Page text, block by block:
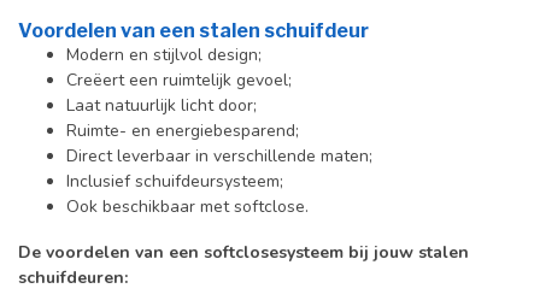
Voordelen van een stalen schuifdeur
Modern en stijlvol design;
Creëert een ruimtelijk gevoel;
Laat natuurlijk licht door;
Ruimte- en energiebesparend;
Direct leverbaar in verschillende maten;
Inclusief schuifdeursysteem;
Ook beschikbaar met softclose.
De voordelen van een softclosesysteem bij jouw stalen
schuifdeuren: